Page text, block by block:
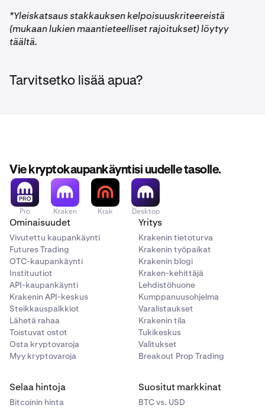
*Yleiskatsaus stakkauksen kelpoisuuskriteereistä
(mukaan lukien maantieteelliset rajoitukset) löytyy
täältä.
Tarvitsetko lisää apua?
Vie kryptokaupankäyntisi uudelle tasolle.
Pro Kraken Krak Desktop
Ominaisuudet
Vivutettu kaupankäynti
Futures Trading
OTC-kaupankäynti
Instituutiot
API-kaupankäynti
Krakenin API-keskus
Steikkauspalkkiot
Lähetä rahaa
Toistuvat ostot
Osta kryptovaroja
Myy kryptovaroja
Yritys
Krakenin tietoturva
Krakenin työpaikat
Krakenin blogi
Kraken-kehittäjä
Lehdistöhuone
Kumppanuusohjelma
Varalistaukset
Krakenin tila
Tukikeskus
Valitukset
Breakout Prop Trading
Selaa hintoja
Bitcoinin hinta
Suositut markkinat
BTC vs. USD